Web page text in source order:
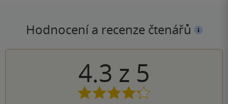
Hodnocení a recenze čtenářů
4.3 z 5